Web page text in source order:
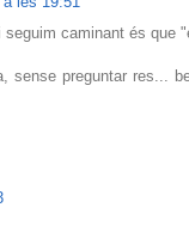
caminant és que
sense preguntar res...